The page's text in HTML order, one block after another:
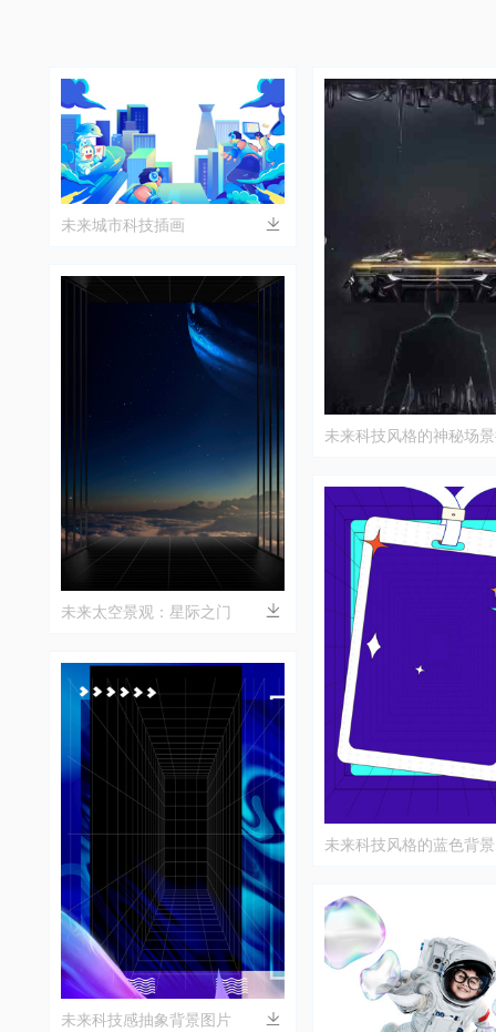
未来城市科技插画
未来太空景观：星际之门
未来科技感抽象背景图片
未来科技风格的神秘场
未来科技风格的蓝色背